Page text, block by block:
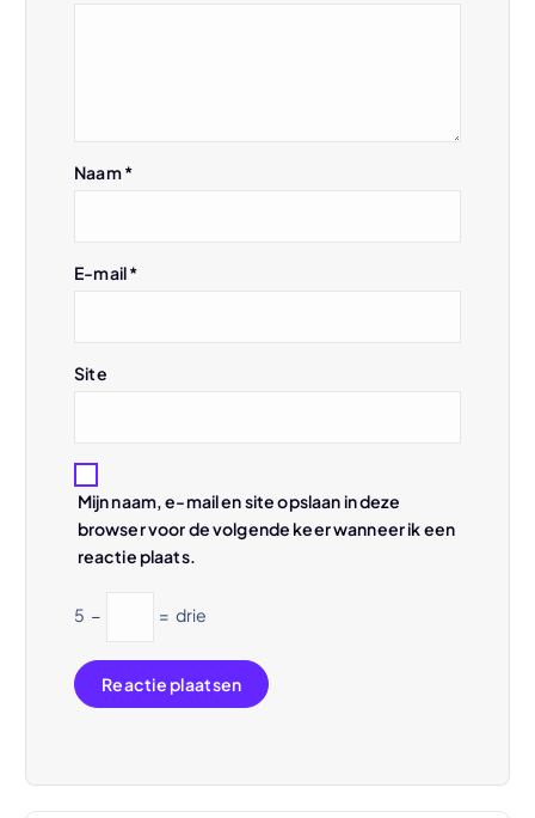
Naam*
E-mail*
Site
Mijn naam, e-mail en site opslaan in deze
browser voor de volgende keer wanneer ik een
reactie plaats.
5 − = drie